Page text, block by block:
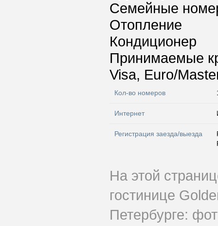
Семейные
Отопление
Кондиционер
Принимаемые
Visa, Euro/
Кол-во номеров
Интернет
Регистрация заезда/выезда
На этой
гостинице
Петербурге: